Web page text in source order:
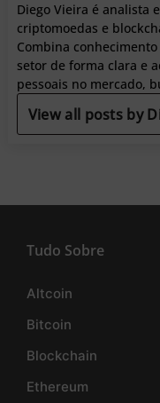
Diego Vieira é analista
criptomoedas e
Combina
setor de forma clara e
pessoais no mercado,
View all posts by
Tudo Sobre
Altcoin
Bitcoin
Blockchain
Ethereum